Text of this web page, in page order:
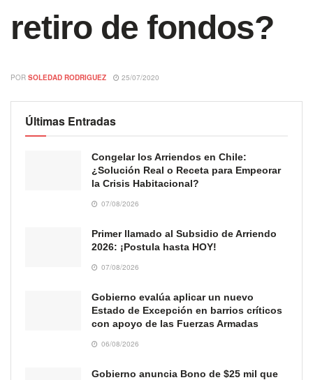
retiro de fondos?
POR SOLEDAD RODRIGUEZ 25/07/2020
Últimas Entradas
Congelar los Arriendos en Chile:
¿Solución Real o Receta para Empeorar
la Crisis Habitacional?
07/08/2026
Primer llamado al Subsidio de Arriendo
2026: ¡Postula hasta HOY!
07/08/2026
Gobierno evalúa aplicar un nuevo
Estado de Excepción en barrios críticos
con apoyo de las Fuerzas Armadas
06/08/2026
Gobierno anuncia Bono de $25 mil que